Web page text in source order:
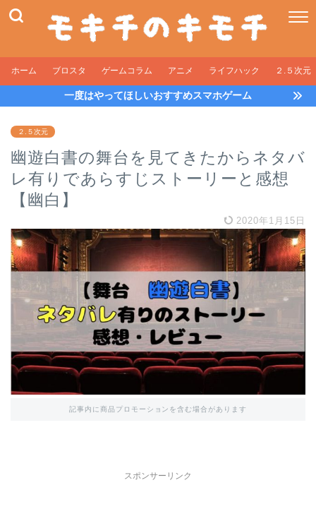
ホーム ブロスタ ゲームコラム アニメ ライフハック ２.５次元
一度はやってほしいおすすめスマホゲーム
２.５次元
幽遊白書の舞台を見てきたからネタバ
レ有りであらすじストーリーと感想
【幽白】
2020年1月15日
記事内に商品プロモーションを含む場合があります
スポンサーリンク